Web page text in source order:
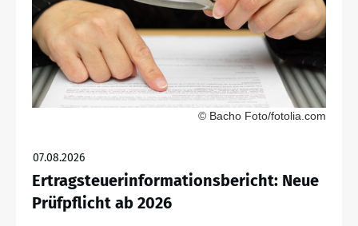
© Bacho Foto/fotolia.com
07.08.2026
Ertragsteuerinformationsbericht: Neue
Prüfpflicht ab 2026